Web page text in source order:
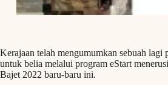
Kerajaan telah mengumumkan sebuah lagi
untuk belia melalui program eStart
Bajet 2022 baru-baru ini.